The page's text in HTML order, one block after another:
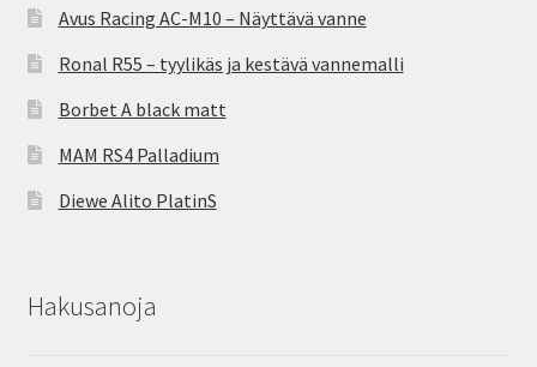
Avus Racing AC-M10 – Näyttävä vanne
Ronal R55 – tyylikäs ja kestävä vannemalli
Borbet A black matt
MAM RS4 Palladium
Diewe Alito PlatinS
Hakusanoja